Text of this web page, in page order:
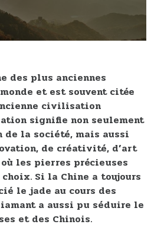
des plus anciennes
et est souvent citée
civilisation
signifie non seulement
de la société, mais aussi
de créativité, d’art
les pierres précieuses
Si la Chine a toujours
le jade au cours des
a aussi pu séduire le
et des Chinois.